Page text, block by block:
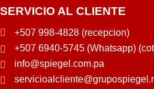
SERVICIO AL CLIENTE
+507 998-4828 (recepcion)
+507 6940-5745 (Whatsapp)
info@spiegel.com.pa